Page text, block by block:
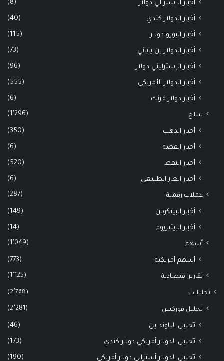
أخبار الأسترالي دولار (8)
أخبار الدولار كندي (40)
أخبار اليورو دولار (115)
أخبار الدولار ين ياباني (73)
أخبار الإسترليني دولار (96)
أخبار الدولار الأمريكي (555)
أخبار دولار فرنك (6)
سلع (1٬296)
أخبار الذهب (350)
أخبار الفضة (6)
أخبار النفط (520)
أخبار الغاز الطبيعي (6)
عملات رقمية (287)
أخبار البيتكوين (149)
أخبار الإيثيريوم (14)
أسهم (1٬049)
أسهم أمريكية (773)
تقارير اقتصادية (1٬125)
تحليلات (2٬768)
تحليل فوركس (2٬281)
تحليل الباوند ين (46)
تحليل الدولار أمريكي دولار كندي (173)
تحليل الدولار أسترالي دولار أمريكي (190)